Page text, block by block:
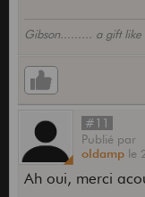
Gibson......... a gift like
#11
Publié par
oldamp le
Ah oui, merci